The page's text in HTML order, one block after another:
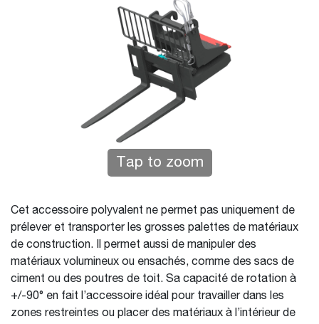
Tap to zoom
Cet accessoire polyvalent ne permet pas uniquement de
prélever et transporter les grosses palettes de matériaux
de construction. Il permet aussi de manipuler des
matériaux volumineux ou ensachés, comme des sacs de
ciment ou des poutres de toit. Sa capacité de rotation à
+/-90° en fait l’accessoire idéal pour travailler dans les
zones restreintes ou placer des matériaux à l’intérieur de